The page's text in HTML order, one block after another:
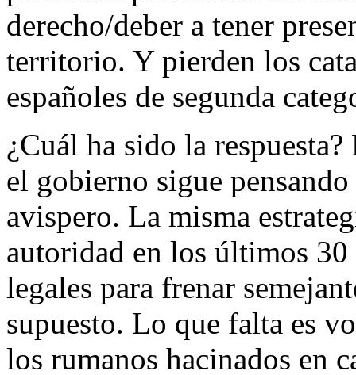
derecho/deber a tener
territorio. Y pierden los
españoles de segunda
¿Cuál ha sido la
el gobierno sigue
avispero. La misma
autoridad en los últimos 30
legales para frenar
supuesto. Lo que falta es
los rumanos hacinados en